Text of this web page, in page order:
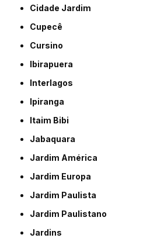
Cidade Jardim
Cupecê
Cursino
Ibirapuera
Interlagos
Ipiranga
Itaim Bibi
Jabaquara
Jardim América
Jardim Europa
Jardim Paulista
Jardim Paulistano
Jardins